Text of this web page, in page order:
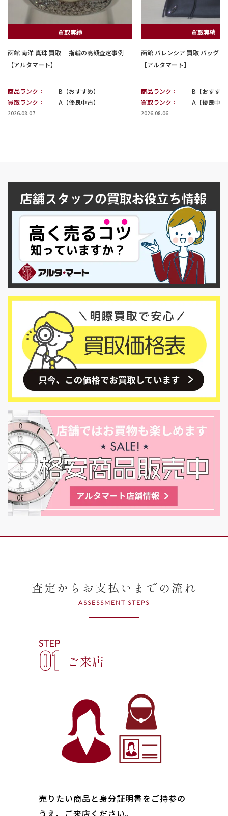
買取実績
函館 南洋 真珠 買取 ｜指輪の高額査定事例
【アルタマート】
商品ランク：
B【おすすめ】
買取ランク：
A【優良中古】
2026.08.07
買取実績
函館 バレンシア 買取 バッグ｜
【アルタマート】
商品ランク：
B【おすすめ
買取ランク：
A【優良中古
2026.08.06
査定からお支払いまでの流れ
ASSESSMENT STEPS
STEP
01 ご来店
売りたい商品と身分証明書をご持参の
うえ、ご来店ください｡